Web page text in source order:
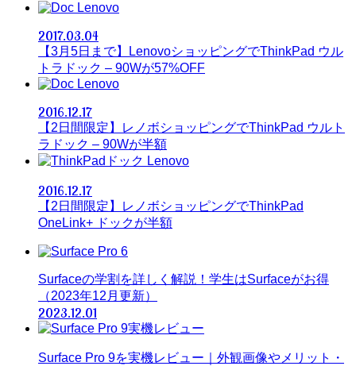
Lenovo
2017.03.04
【3月5日まで】LenovoショッピングでThinkPad ウル
トラドック – 90Wが57%OFF
Lenovo
2016.12.17
【2日間限定】レノボショッピングでThinkPad ウルト
ラドック – 90Wが半額
Lenovo
2016.12.17
【2日間限定】レノボショッピングでThinkPad
OneLink+ ドックが半額
Surfaceの学割を詳しく解説！学生はSurfaceがお得
（2023年12月更新）
2023.12.01
Surface Pro 9を実機レビュー｜外観画像やメリット・